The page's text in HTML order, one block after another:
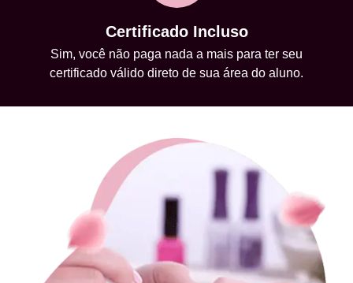
Certificado Incluso
Sim, você não paga nada a mais para ter seu
certificado válido direto de sua área do aluno.